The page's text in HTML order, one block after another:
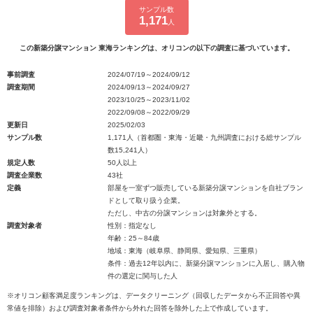
サンプル数
1,171人
この新築分譲マンション 東海ランキングは、オリコンの以下の調査に基づいています。
事前調査
2024/07/19～2024/09/12
調査期間
2024/09/13～2024/09/27
2023/10/25～2023/11/02
2022/09/08～2022/09/29
更新日
2025/02/03
サンプル数
1,171人（首都圏・東海・近畿・九州調査における総サンプル
数15,241人）
規定人数
50人以上
調査企業数
43社
定義
部屋を一室ずつ販売している新築分譲マンションを自社ブラン
ドとして取り扱う企業。
ただし、中古の分譲マンションは対象外とする。
調査対象者
性別：指定なし
年齢：25～84歳
地域：東海（岐阜県、静岡県、愛知県、三重県）
条件：過去12年以内に、新築分譲マンションに入居し、購入物
件の選定に関与した人
※オリコン顧客満足度ランキングは、データクリーニング（回収したデータから不正回答や異
常値を排除）および調査対象者条件から外れた回答を除外した上で作成しています。